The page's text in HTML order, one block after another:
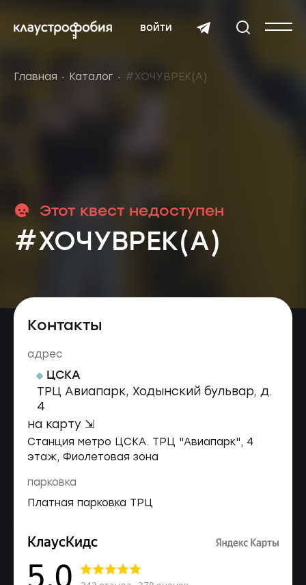
войти
Главная Каталог #ХОЧУВРЕК(А)
Этот квест недоступен
#ХОЧУВРЕК(А)
Контакты
адрес
ЦСКА
ТРЦ Авиапарк, Ходынский бульвар, д.
4
на карту ⇲
Станция метро ЦСКА. ТРЦ "Авиапарк", 4
этаж, Фиолетовая зона
парковка
Платная парковка ТРЦ